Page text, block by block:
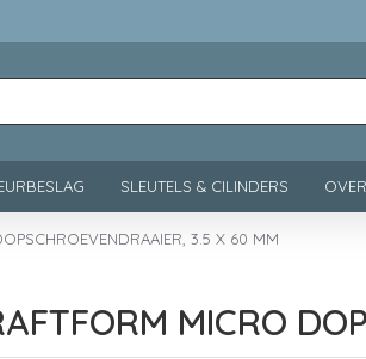
SLEUTELS & CILINDERS
3.5 X 60 MM
MICRO